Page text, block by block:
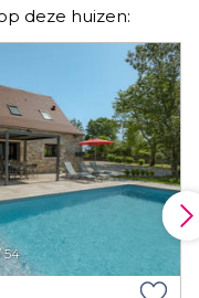
deze huizen:
54